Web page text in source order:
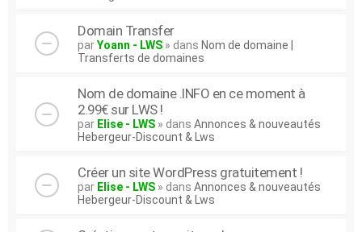
Domain Transfer
parYoann - LWS » dans Nom de domaine |
Transferts de domaines
Nom de domaine .INFO en ce moment à
2.99€ sur LWS !
par Elise - LWS » dans Annonces & nouveautés
Hebergeur-Discount & Lws
Créer un site WordPress gratuitement !
par Elise - LWS » dans Annonces & nouveautés
Hebergeur-Discount & Lws